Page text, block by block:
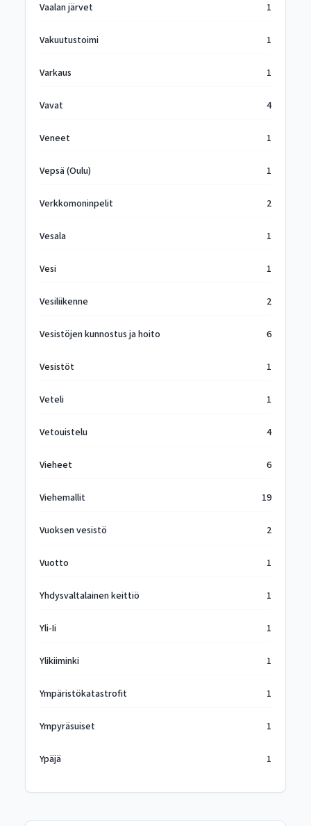
Vaalan järvet 1
Vakuutustoimi 1
Varkaus 1
Vavat 4
Veneet 1
Vepsä (Oulu) 1
Verkkomoninpelit 2
Vesala 1
Vesi 1
Vesiliikenne 2
Vesistöjen kunnostus ja hoito 6
Vesistöt 1
Veteli 1
Vetouistelu 4
Vieheet 6
Viehemallit 19
Vuoksen vesistö 2
Vuotto 1
Yhdysvaltalainen keittiö 1
Yli-Ii 1
Ylikiiminki 1
Ympäristökatastrofit 1
Ympyräsuiset 1
Ypäjä 1